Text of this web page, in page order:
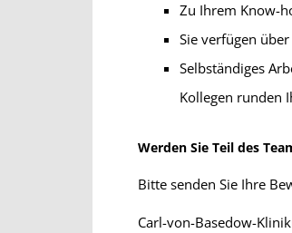
Zu Ihrem Know-
Sie verfügen
Selbständiges
Kollegen runden
Werden Sie Teil des
Bitte senden Sie Ihre
Carl-von-Basedow-